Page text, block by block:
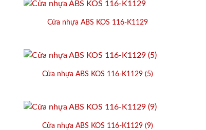
Cửa nhựa ABS KOS 116-K1129
Cửa nhựa ABS KOS 116-K1129 (5)
Cửa nhựa ABS KOS 116-K1129 (9)